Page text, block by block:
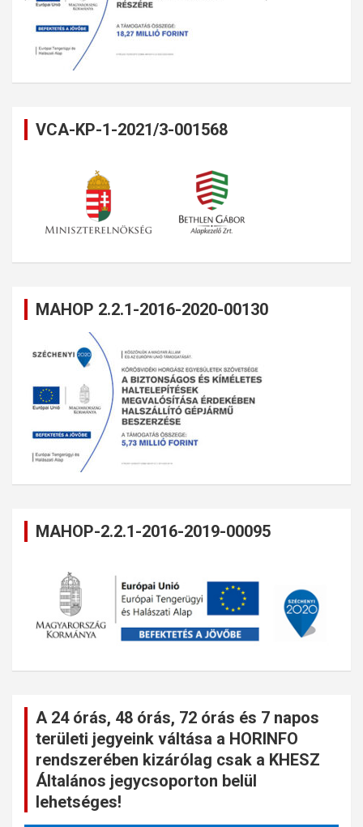
VCA-KP-1-2021/3-001568
MAHOP 2.2.1-2016-2020-00130
MAHOP-2.2.1-2016-2019-00095
A 24 órás, 48 órás, 72 órás és 7 napos
területi jegyeink váltása a HORINFO
rendszerében kizárólag csak a KHESZ
Általános jegycsoporton belül
lehetséges!